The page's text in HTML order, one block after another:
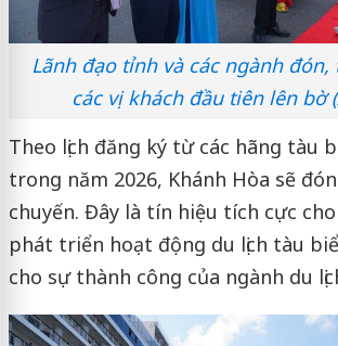
Lãnh đạo tỉnh và các ngành đón,
các vị khách đầu tiên lên bờ
Theo lịch đăng ký từ các hãng tàu
trong năm 2026, Khánh Hòa sẽ
chuyến. Đây là tín hiệu tích cực
phát triển hoạt động du lịch tàu
cho sự thành công của ngành du